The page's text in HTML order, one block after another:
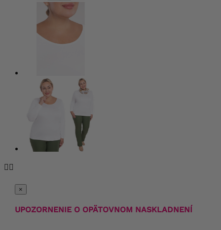

×
UPOZORNENIE O OPÄTOVNOM NASKLADNENÍ